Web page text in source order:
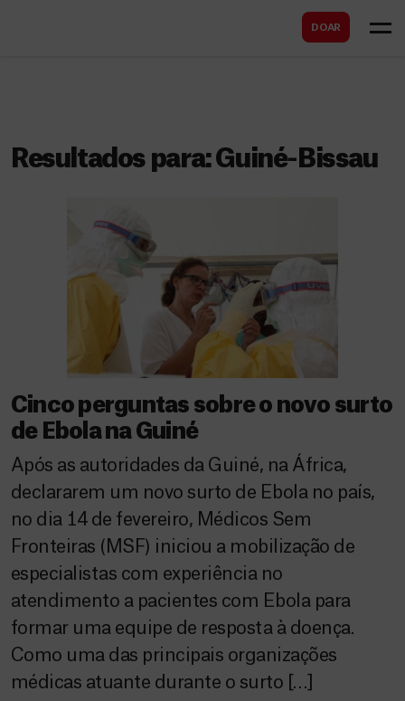
DOAR
Resultados para:Guiné-Bissau
Cinco perguntas sobre o novo surto
de Ebola na Guiné
Após as autoridades da Guiné, na África,
declararem um novo surto de Ebola no país,
no dia 14 de fevereiro, Médicos Sem
Fronteiras (MSF) iniciou a mobilização de
especialistas com experiência no
atendimento a pacientes com Ebola para
formar uma equipe de resposta à doença.
Como uma das principais organizações
médicas atuante durante o surto […]
r